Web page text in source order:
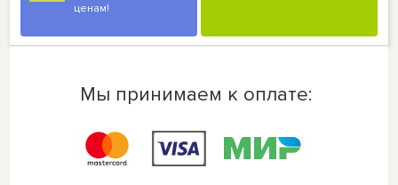
ценам!
Мы принимаем к оплате: